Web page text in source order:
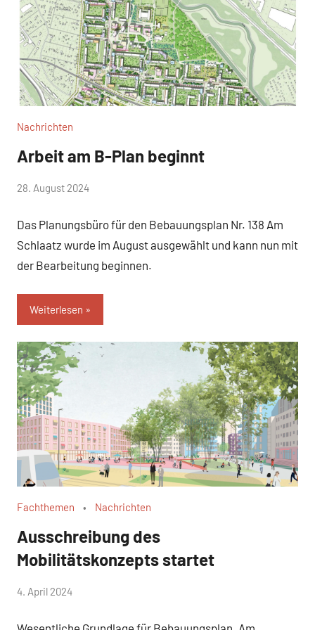
Nachrichten
Arbeit am B-Plan beginnt
von
Braun
28. August 2024
Das Planungsbüro für den Bebauungsplan Nr. 138 Am
Schlaatz wurde im August ausgewählt und kann nun mit
der Bearbeitung beginnen.
Weiterlesen
Fachthemen Nachrichten
Ausschreibung des
Mobilitätskonzepts startet
von
4. April 2024